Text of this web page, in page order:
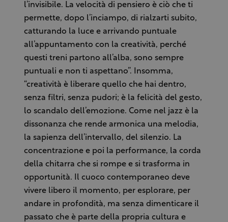
l’invisibile. La velocità di pensiero è ciò che ti
permette, dopo l’inciampo, di rialzarti subito,
catturando la luce e arrivando puntuale
all’appuntamento con la creatività, perché
questi treni partono all’alba, sono sempre
puntuali e non ti aspettano”. Insomma,
“creatività è liberare quello che hai dentro,
senza filtri, senza pudori; è la felicità del gesto,
lo scandalo dell’emozione. Come nel jazz è la
dissonanza che rende armonica una melodia,
la sapienza dell’intervallo, del silenzio. La
concentrazione e poi la performance, la corda
della chitarra che si rompe e si trasforma in
opportunità. Il cuoco contemporaneo deve
vivere libero il momento, per esplorare, per
andare in profondità, ma senza dimenticare il
passato che è parte della propria cultura e